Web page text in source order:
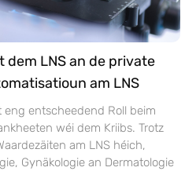
dem LNS an de private
am LNS
eng entscheedend Roll beim
wéi dem Kriibs. Trotz
am LNS héich,
Gynäkologie an Dermatologie